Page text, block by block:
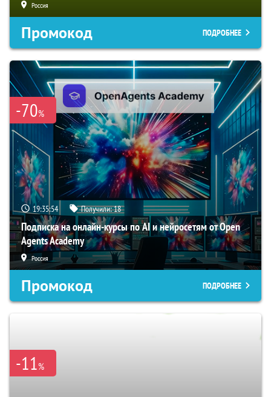
Россия
Промокод ПОДРОБНЕЕ
-70%
19:35:54 Получили:18
Подписка на онлайн-курсы по AI и нейросетям от Open
Agents Academy
Россия
Промокод ПОДРОБНЕЕ
-11%